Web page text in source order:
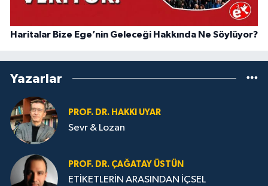
Haritalar Bize Ege’nin Geleceği Hakkında Ne Söylüyor?
Yazarlar
PROF. DR. HAKKI UYAR
Sevr & Lozan
PROF. DR. ÇAĞATAY ÜSTÜN
ETİKETLERİN ARASINDAN İÇSEL